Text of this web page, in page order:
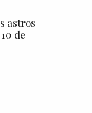
astros
de